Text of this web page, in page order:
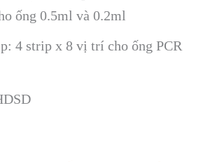
ống 0.5ml và 0.2ml
4 strip x 8 vị trí cho ống PCR